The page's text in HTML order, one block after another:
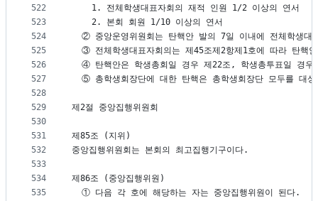
522
523
524
525
526
527
528
529
530
531
532
533
534
535
    1. 전체학생대표자회의 재적 인원 1/2 이상의 연서
    2. 본회 회원 1/10 이상의 연서
② 중앙운영위원회는 탄핵안 발의 7일 이내에 전체학생대
③ 전체학생대표자회의는 제45조제2항제1호에 따라 탄핵
④ 탄핵안은 학생총회일 경우 제22조, 학생총투표일 경우
⑤ 총학생회장단에 대한 탄핵은 총학생회장단 모두를 대
제2절 중앙집행위원회
제85조 (지위)
중앙집행위원회는 본회의 최고집행기구이다.
제86조 (중앙집행위원)
  ① 다음 각 호에 해당하는 자는 중앙집행위원이 된다.